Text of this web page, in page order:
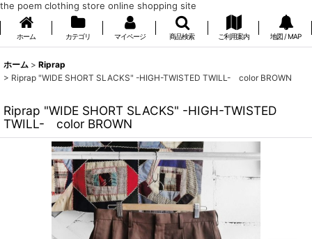
the poem clothing store online shopping site
ホーム カテゴリ マイページ 商品検索 ご利用案内 地図 / MAP
ホーム > Riprap
> Riprap "WIDE SHORT SLACKS" -HIGH-TWISTED TWILL- color BROWN
Riprap "WIDE SHORT SLACKS" -HIGH-TWISTED
TWILL- color BROWN